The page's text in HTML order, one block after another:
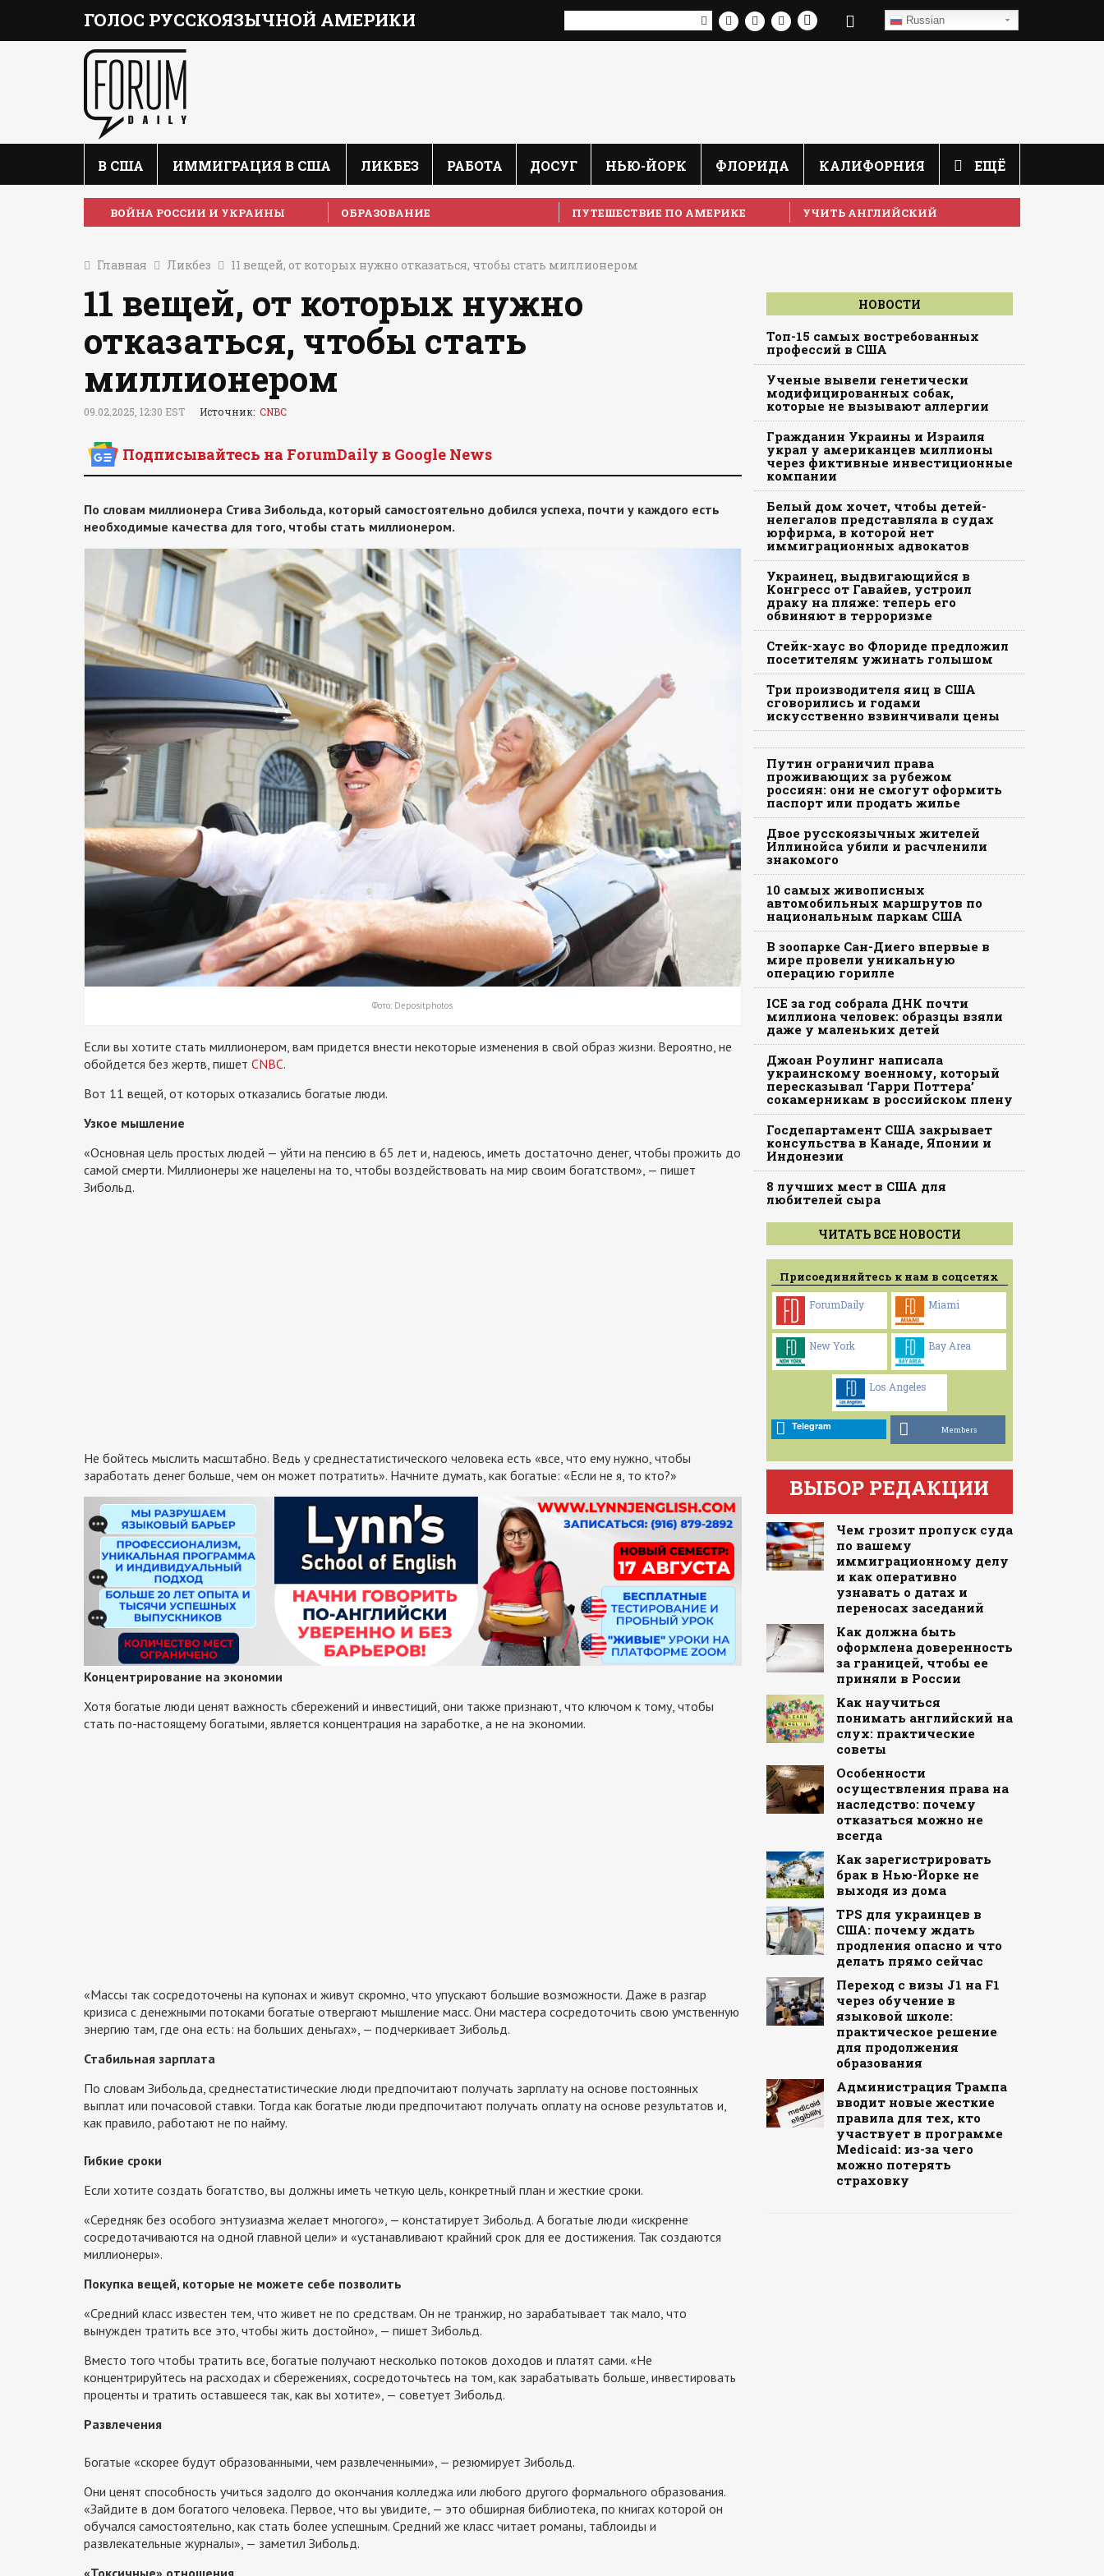
ГОЛОС РУССКОЯЗЫЧНОЙ АМЕРИКИ Russian
В США ИММИГРАЦИЯ В США ЛИКБЕЗ РАБОТА ДОСУГ НЬЮ-ЙОРК ФЛОРИДА КАЛИФОРНИЯ ЕЩЁ
ВОЙНА РОССИИ И УКРАИНЫ ОБРАЗОВАНИЕ ПУТЕШЕСТВИЕ ПО АМЕРИКЕ УЧИТЬ АНГЛИЙСКИЙ
Главная Ликбез 11 вещей, от которых нужно отказаться, чтобы стать миллионером
11 вещей, от которых нужно
отказаться, чтобы стать
миллионером
09.02.2025, 12:30 EST Источник: CNBC
Подписывайтесь на ForumDaily в Google News
По словам миллионера Стива Зибольда, который самостоятельно добился успеха, почти у каждого есть
необходимые качества для того, чтобы стать миллионером.
Фото: Depositphotos
Если вы хотите стать миллионером, вам придется внести некоторые изменения в свой образ жизни. Вероятно, не
обойдется без жертв, пишет CNBC.
Вот 11 вещей, от которых отказались богатые люди.
Узкое мышление
«Основная цель простых людей — уйти на пенсию в 65 лет и, надеюсь, иметь достаточно денег, чтобы прожить до
самой смерти. Миллионеры же нацелены на то, чтобы воздействовать на мир своим богатством», — пишет
Зибольд.
Не бойтесь мыслить масштабно. Ведь у среднестатистического человека есть «все, что ему нужно, чтобы
заработать денег больше, чем он может потратить». Начните думать, как богатые: «Если не я, то кто?»
Концентрирование на экономии
Хотя богатые люди ценят важность сбережений и инвестиций, они также признают, что ключом к тому, чтобы
стать по-настоящему богатыми, является концентрация на заработке, а не на экономии.
«Массы так сосредоточены на купонах и живут скромно, что упускают большие возможности. Даже в разгар
кризиса с денежными потоками богатые отвергают мышление масс. Они мастера сосредоточить свою умственную
энергию там, где она есть: на больших деньгах», — подчеркивает Зибольд.
Стабильная зарплата
По словам Зибольда, среднестатистические люди предпочитают получать зарплату на основе постоянных
выплат или почасовой ставки. Тогда как богатые люди предпочитают получать оплату на основе результатов и,
как правило, работают не по найму.
Гибкие сроки
Если хотите создать богатство, вы должны иметь четкую цель, конкретный план и жесткие сроки.
«Середняк без особого энтузиазма желает многого», — констатирует Зибольд. А богатые люди «искренне
сосредотачиваются на одной главной цели» и «устанавливают крайний срок для ее достижения. Так создаются
миллионеры».
Покупка вещей, которые не можете себе позволить
«Средний класс известен тем, что живет не по средствам. Он не транжир, но зарабатывает так мало, что
вынужден тратить все это, чтобы жить достойно», — пишет Зибольд.
Вместо того чтобы тратить все, богатые получают несколько потоков доходов и платят сами. «Не
концентрируйтесь на расходах и сбережениях, сосредоточьтесь на том, как зарабатывать больше, инвестировать
проценты и тратить оставшееся так, как вы хотите», — советует Зибольд.
Развлечения
Богатые «скорее будут образованными, чем развлеченными», — резюмирует Зибольд.
Они ценят способность учиться задолго до окончания колледжа или любого другого формального образования.
«Зайдите в дом богатого человека. Первое, что вы увидите, — это обширная библиотека, по книгах которой он
обучался самостоятельно, как стать более успешным. Средний же класс читает романы, таблоиды и
развлекательные журналы», — заметил Зибольд.
НОВОСТИ
Топ-15 самых востребованных
профессий в США
Ученые вывели генетически
модифицированных собак,
которые не вызывают аллергии
Гражданин Украины и Израиля
украл у американцев миллионы
через фиктивные инвестиционные
компании
Белый дом хочет, чтобы детей-
нелегалов представляла в судах
юрфирма, в которой нет
иммиграционных адвокатов
Украинец, выдвигающийся в
Конгресс от Гавайев, устроил
драку на пляже: теперь его
обвиняют в терроризме
Стейк-хаус во Флориде предложил
посетителям ужинать голышом
Три производителя яиц в США
сговорились и годами
искусственно взвинчивали цены
Путин ограничил права
проживающих за рубежом
россиян: они не смогут оформить
паспорт или продать жилье
Двое русскоязычных жителей
Иллинойса убили и расчленили
знакомого
10 самых живописных
автомобильных маршрутов по
национальным паркам США
В зоопарке Сан-Диего впервые в
мире провели уникальную
операцию горилле
ICE за год собрала ДНК почти
миллиона человек: образцы взяли
даже у маленьких детей
Джоан Роулинг написала
украинскому военному, который
пересказывал ‘Гарри Поттера’
сокамерникам в российском плену
Госдепартамент США закрывает
консульства в Канаде, Японии и
Индонезии
8 лучших мест в США для
любителей сыра
ЧИТАТЬ ВСЕ НОВОСТИ
Присоединяйтесь к нам в соцсетях
ForumDaily Miami
New York Bay Area
Los Angeles
Telegram Members
ВЫБОР РЕДАКЦИИ
Чем грозит пропуск суда
по вашему
иммиграционному делу
и как оперативно
узнавать о датах и
переносах заседаний
Как должна быть
оформлена доверенность
за границей, чтобы ее
приняли в России
Как научиться
понимать английский на
слух: практические
советы
Особенности
осуществления права на
наследство: почему
отказаться можно не
всегда
Как зарегистрировать
брак в Нью-Йорке не
выходя из дома
TPS для украинцев в
США: почему ждать
продления опасно и что
делать прямо сейчас
Переход с визы J1 на F1
через обучение в
языковой школе:
практическое решение
для продолжения
образования
Администрация Трампа
вводит новые жесткие
правила для тех, кто
участвует в программе
Medicaid: из-за чего
можно потерять
страховку